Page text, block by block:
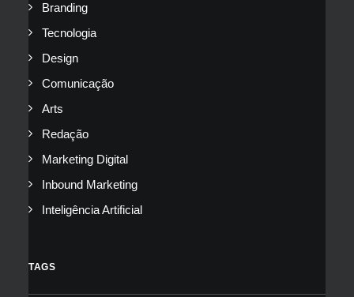
Branding
Tecnologia
Design
Comunicação
Arts
Redação
Marketing Digital
Inbound Marketing
Inteligência Artificial
TAGS